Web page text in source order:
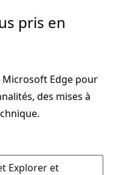
pris en
Microsoft Edge pour
des mises à
Explorer et